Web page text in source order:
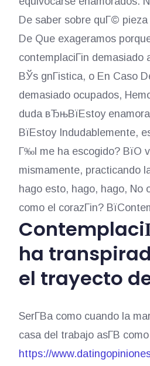
De saber sobre quГ©
De Que exageramos
contemplaciГіn
ВЎs gnГіstica, o En Caso
demasiado ocupados,
duda вЂњВїEstoy
ВїEstoy Indudablemente,
Г‰l me ha escogido? ВїO
mismamente, practicando
hago esto, hago, hago,
como el corazГіn?
ha
el trayecto
SerГ­В­a como cuando la
casa del trabajo asГ­В­ como
https://